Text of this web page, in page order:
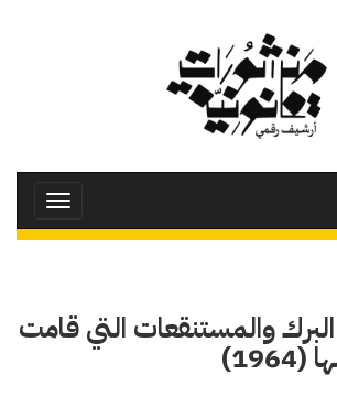
Toggle
والمستنقعات التي قامت